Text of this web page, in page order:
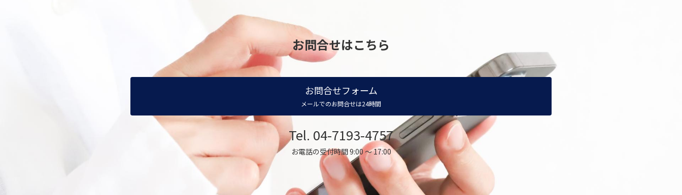
お問合せはこちら
お問合せフォーム
メールでのお問合せは24時間
Tel. 04-7193-4757
お電話の受付時間 9:00 ～ 17:00